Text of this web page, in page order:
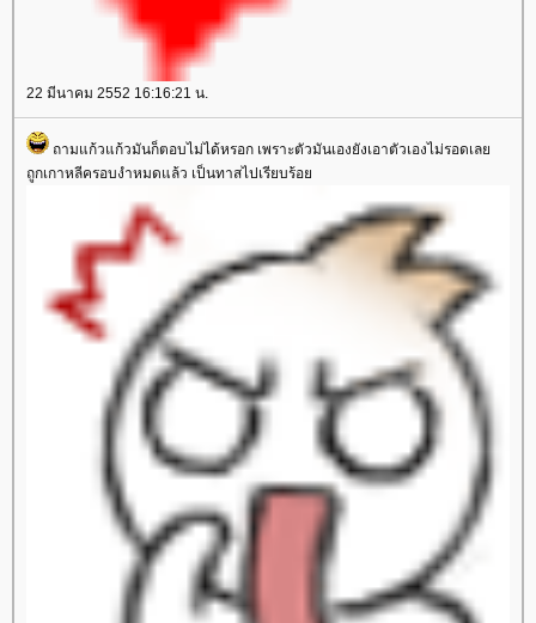
22 มีนาคม 2552 16:16:21 น.
ถามแก้วแก้วมันก็ตอบไม่ได้หรอก เพราะตัวมันเองยังเอาตัวเองไม่รอดเล
ถูกเกาหลีครอบงำหมดแล้ว เป็นทาสไปเรียบร้อ